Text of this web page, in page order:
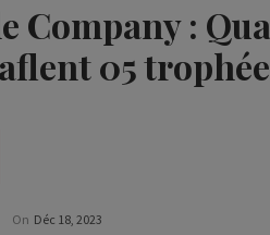
Company :
05
On Déc 18, 2023